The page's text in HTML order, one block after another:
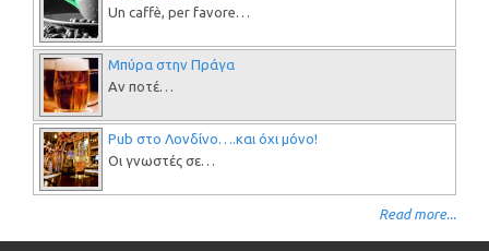
Un caffè, per favore…
Μπύρα στην Πράγα
Αν ποτέ…
Pub στο Λονδίνο….και όχι μόνο!
Οι γνωστές σε…
Read more...